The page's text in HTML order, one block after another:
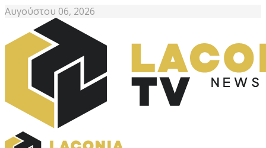
Αυγούστου 06, 2026